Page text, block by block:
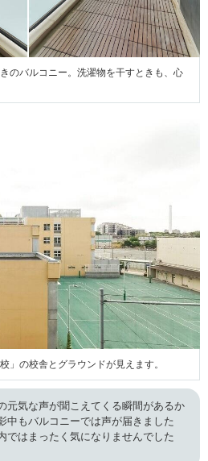
のバルコニー。洗濯物を干すときも、心
」の校舎とグラウンドが見えます。
元気な声が聞こえてくる瞬間があるか
中もバルコニーでは声が届きました
ではまったく気になりませんでした